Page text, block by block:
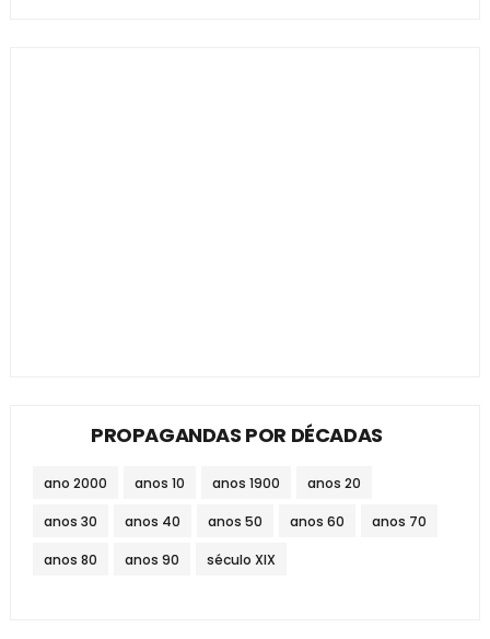
PROPAGANDAS POR DÉCADAS
ano 2000 anos 10 anos 1900 anos 20
anos 30 anos 40 anos 50 anos 60 anos 70
anos 80 anos 90 século XIX